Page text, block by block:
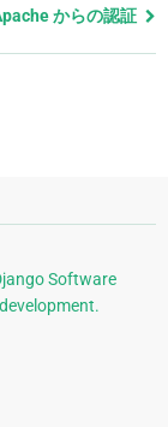
からの認証
Software